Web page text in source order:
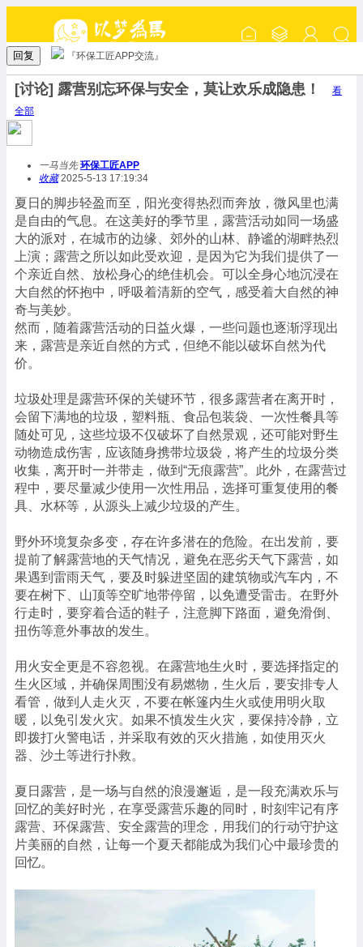
回复 『环保工匠APP交流』
[讨论] 露营别忘环保与安全，莫让欢乐成隐患！
看
全部
一马当先 环保工匠APP
收藏2025-5-13 17:19:34
夏日的脚步轻盈而至，阳光变得热烈而奔放，微风里也满
是自由的气息。在这美好的季节里，露营活动如同一场盛
大的派对，在城市的边缘、郊外的山林、静谧的湖畔热烈
上演；露营之所以如此受欢迎，是因为它为我们提供了一
个亲近自然、放松身心的绝佳机会。可以全身心地沉浸在
大自然的怀抱中，呼吸着清新的空气，感受着大自然的神
奇与美妙。
然而，随着露营活动的日益火爆，一些问题也逐渐浮现出
来，露营是亲近自然的方式，但绝不能以破坏自然为代
价。
垃圾处理是露营环保的关键环节，很多露营者在离开时，
会留下满地的垃圾，塑料瓶、食品包装袋、一次性餐具等
随处可见，这些垃圾不仅破坏了自然景观，还可能对野生
动物造成伤害，应该随身携带垃圾袋，将产生的垃圾分类
收集，离开时一并带走，做到“无痕露营”。此外，在露营过
程中，要尽量减少使用一次性用品，选择可重复使用的餐
具、水杯等，从源头上减少垃圾的产生。
野外环境复杂多变，存在许多潜在的危险。在出发前，要
提前了解露营地的天气情况，避免在恶劣天气下露营，如
果遇到雷雨天气，要及时躲进坚固的建筑物或汽车内，不
要在树下、山顶等空旷地带停留，以免遭受雷击。在野外
行走时，要穿着合适的鞋子，注意脚下路面，避免滑倒、
扭伤等意外事故的发生。
用火安全更是不容忽视。在露营地生火时，要选择指定的
生火区域，并确保周围没有易燃物，生火后，要安排专人
看管，做到人走火灭，不要在帐篷内生火或使用明火取
暖，以免引发火灾。如果不慎发生火灾，要保持冷静，立
即拨打火警电话，并采取有效的灭火措施，如使用灭火
器、沙土等进行扑救。
夏日露营，是一场与自然的浪漫邂逅，是一段充满欢乐与
回忆的美好时光，在享受露营乐趣的同时，时刻牢记有序
露营、环保露营、安全露营的理念，用我们的行动守护这
片美丽的自然，让每一个夏天都能成为我们心中最珍贵的
回忆。